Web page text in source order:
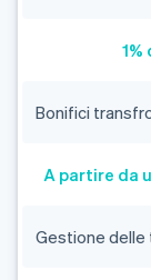
Bonifici
A partire da
Gestione